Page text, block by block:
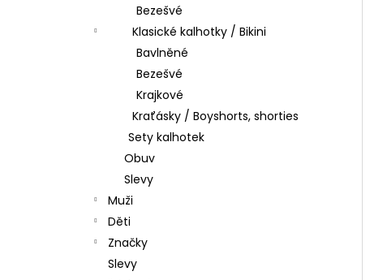
Bezešvé
Klasické kalhotky / Bikini
Bavlněné
Bezešvé
Krajkové
Kraťásky / Boyshorts, shorties
Sety kalhotek
Obuv
Slevy
Muži
Děti
Značky
Slevy